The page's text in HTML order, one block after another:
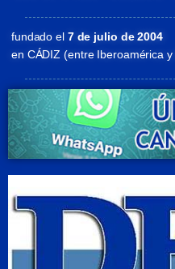
fundado el7 de julio de 2004
en CÁDIZ (entre Iberoamérica y